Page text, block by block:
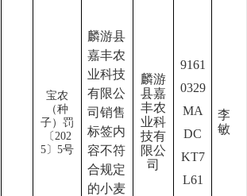
宝农
（种
子）罚
〔 202
5 〕 5号
麟游县
嘉丰农
业科技
有限公
司销售
标签内
容不符
合规定
的小麦
麟游
县嘉
丰农
业科
技有
限公
司
9161
0329
MA
DC
KT7
L61
李
敏